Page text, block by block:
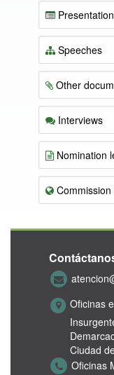
Speeches
Other
Interviews
Nomination
Oficinas
Ciudad
Oficinas